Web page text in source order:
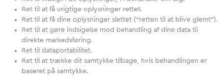
Ret til at få urigtige oplysninger rettet.
Ret til at få dine oplysninger slettet (“retten til at blive glemt”).
Ret til at gøre indsigelse mod behandling af dine data til
direkte markedsføring.
Ret til dataportabilitet.
Ret til at trække dit samtykke tilbage, hvis behandlingen er
baseret på samtykke.